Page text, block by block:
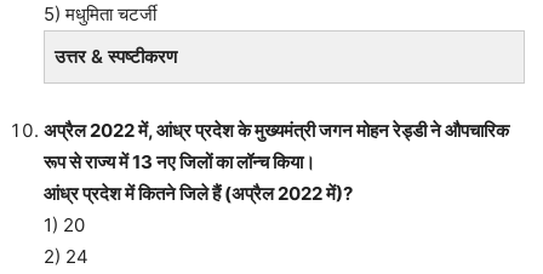
5) मधुमिता चटर्जी
उत्तर & स्पष्टीकरण
अप्रैल 2022 में, आंध्र प्रदेश के मुख्यमंत्री जगन मोहन रेड्डी ने औपचारिक
रूप से राज्य में 13 नए जिलों का लॉन्च किया।
आंध्र प्रदेश में कितने जिले हैं (अप्रैल 2022 में)?
1) 20
2) 24